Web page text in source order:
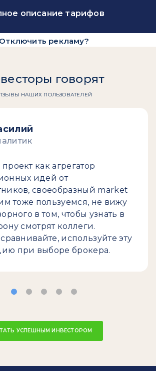
описание тарифов
Отключить рекламу?
говорят
НАШИХ ПОЛЬЗОВАТЕЛЕЙ
как агрегатор
идей от
своеобразный market
тоже пользуемся, не вижу
в том, чтобы узнать в
смотрят коллеги.
используйте эту
при выборе брокера.
УСПЕШНЫМ ИНВЕСТОРОМ